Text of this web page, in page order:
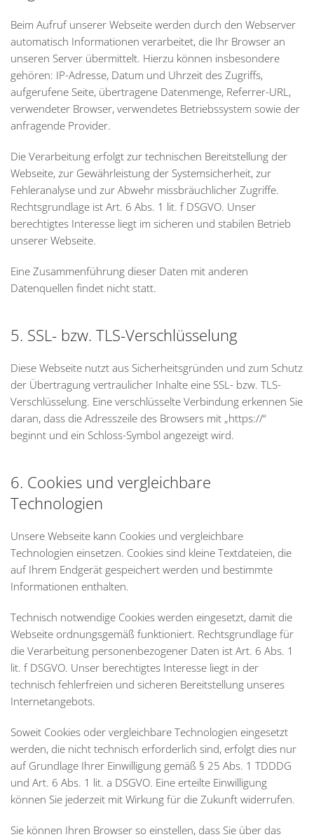
Beim Aufruf unserer Webseite werden durch den Webserver
automatisch Informationen verarbeitet, die Ihr Browser an
unseren Server übermittelt. Hierzu können insbesondere
gehören: IP-Adresse, Datum und Uhrzeit des Zugriffs,
aufgerufene Seite, übertragene Datenmenge, Referrer-URL,
verwendeter Browser, verwendetes Betriebssystem sowie der
anfragende Provider.
Die Verarbeitung erfolgt zur technischen Bereitstellung der
Webseite, zur Gewährleistung der Systemsicherheit, zur
Fehleranalyse und zur Abwehr missbräuchlicher Zugriffe.
Rechtsgrundlage ist Art. 6 Abs. 1 lit. f DSGVO. Unser
berechtigtes Interesse liegt im sicheren und stabilen Betrieb
unserer Webseite.
Eine Zusammenführung dieser Daten mit anderen
Datenquellen findet nicht statt.
5. SSL- bzw. TLS-Verschlüsselung
Diese Webseite nutzt aus Sicherheitsgründen und zum Schutz
der Übertragung vertraulicher Inhalte eine SSL- bzw. TLS-
Verschlüsselung. Eine verschlüsselte Verbindung erkennen Sie
daran, dass die Adresszeile des Browsers mit „https://“
beginnt und ein Schloss-Symbol angezeigt wird.
6. Cookies und vergleichbare
Technologien
Unsere Webseite kann Cookies und vergleichbare
Technologien einsetzen. Cookies sind kleine Textdateien, die
auf Ihrem Endgerät gespeichert werden und bestimmte
Informationen enthalten.
Technisch notwendige Cookies werden eingesetzt, damit die
Webseite ordnungsgemäß funktioniert. Rechtsgrundlage für
die Verarbeitung personenbezogener Daten ist Art. 6 Abs. 1
lit. f DSGVO. Unser berechtigtes Interesse liegt in der
technisch fehlerfreien und sicheren Bereitstellung unseres
Internetangebots.
Soweit Cookies oder vergleichbare Technologien eingesetzt
werden, die nicht technisch erforderlich sind, erfolgt dies nur
auf Grundlage Ihrer Einwilligung gemäß § 25 Abs. 1 TDDDG
und Art. 6 Abs. 1 lit. a DSGVO. Eine erteilte Einwilligung
können Sie jederzeit mit Wirkung für die Zukunft widerrufen.
Sie können Ihren Browser so einstellen, dass Sie über das